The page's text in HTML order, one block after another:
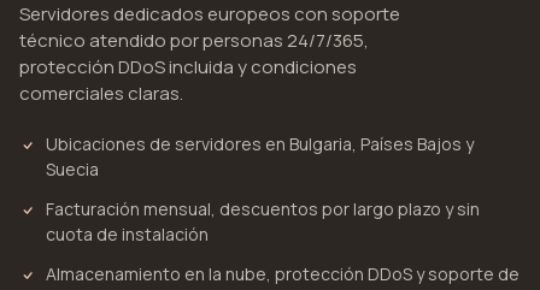
Servidores dedicados europeos con soporte
técnico atendido por personas 24/7/365,
protección DDoS incluida y condiciones
comerciales claras.
Ubicaciones de servidores en Bulgaria, Países Bajos y
Suecia
Facturación mensual, descuentos por largo plazo y sin
cuota de instalación
Almacenamiento en la nube, protección DDoS y soporte de